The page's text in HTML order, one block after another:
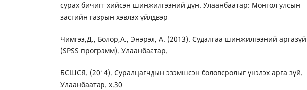
сурах бичигт хийсэн шинжилгээний дүн. Улаанбаатар: Монгол улсын
засгийн газрын хэвлэх үйлдвэр
Чимгээ,Д., Болор,А., Энэрэл, А. (2013). Судалгаа шинжилгээний аргазүй
(SPSS программ). Улаанбаатар.
БСШСЯ. (2014). Суралцагчдын эзэмшсэн боловсролыг үнэлэх арга зүй.
Улаанбаатар. х.30